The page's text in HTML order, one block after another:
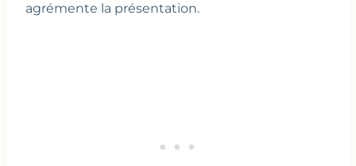
agrémente la présentation.